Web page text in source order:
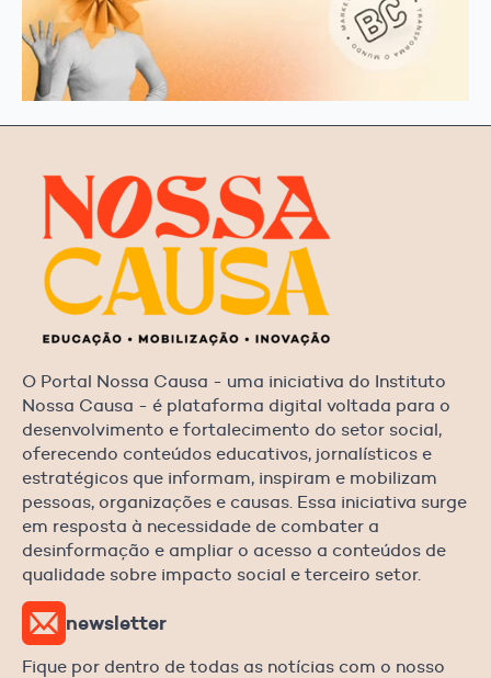
O Portal Nossa Causa - uma iniciativa do Instituto
Nossa Causa - é plataforma digital voltada para o
desenvolvimento e fortalecimento do setor social,
oferecendo conteúdos educativos, jornalísticos e
estratégicos que informam, inspiram e mobilizam
pessoas, organizações e causas. Essa iniciativa surge
em resposta à necessidade de combater a
desinformação e ampliar o acesso a conteúdos de
qualidade sobre impacto social e terceiro setor.
newsletter
Fique por dentro de todas as notícias com o nosso